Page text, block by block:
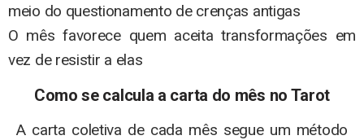
meio do questionamento de crenças antigas
O mês favorece quem aceita transformações em
vez de resistir a elas
Como se calcula a carta do mês no Tarot
A carta coletiva de cada mês segue um método